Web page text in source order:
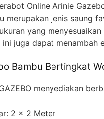
Online Arinie
merupakan jenis saung
yang
juga dapat menambah
Bambu Bertingkat
menyediakan
2 x 2 Meter